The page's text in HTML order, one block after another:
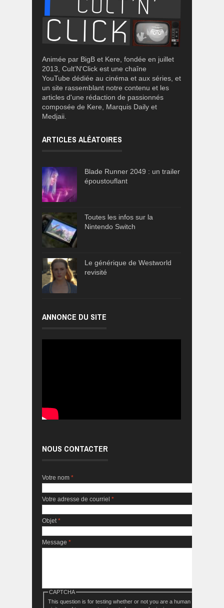
Animée par BigB et Kere, fondée en juillet
2013, Cult'N'Click est une chaîne
YouTube dédiée au cinéma et aux séries, et
un site rassemblant notre contenu et les
articles d'une rédaction de passionnés
composée de Kere, Marquis Daily et
Medjaii.
ARTICLES ALÉATOIRES
Blade Runner 2049 : un trailer
époustouflant
Toutes les infos sur la
Nintendo Switch
Le générique de Westworld
revisité
ANNONCE DU SITE
NOUS CONTACTER
Votre nom *
Votre adresse de courriel *
Objet *
Message *
CAPTCHA
This question is for testing whether or not you are a human